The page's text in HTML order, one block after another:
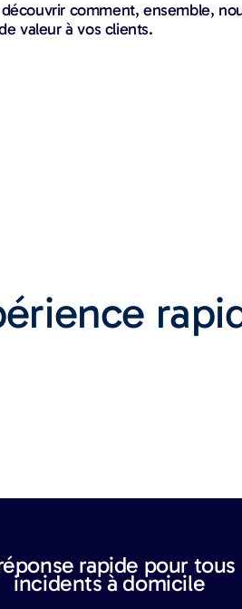
comment, ensemble,
valeur à vos clients.
rapide pour tous
incidents à domicile